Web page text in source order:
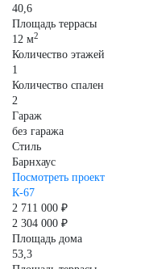
40,6
Площадь террасы
12 м2
Количество этажей
1
Количество спален
2
Гараж
без гаража
Стиль
Барнхаус
Посмотреть проект
К-67
2 711 000 ₽
2 304 000 ₽
Площадь дома
53,3